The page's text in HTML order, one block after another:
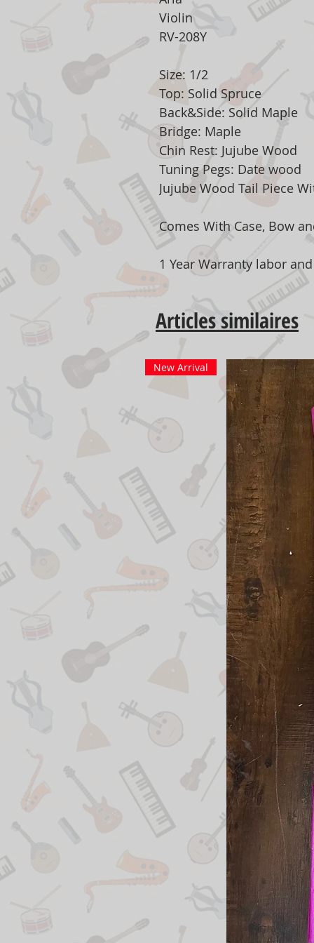
Violin
RV-208Y
Size: 1/2
Top: Solid Spruce
Back&Side: Solid Maple
Bridge: Maple
Chin Rest: Jujube Wood
Tuning Pegs: Date wood
Jujube Wood Tail Piece
Comes With Case, Bow
1 Year Warranty labor
Articles similaires
New Arrival